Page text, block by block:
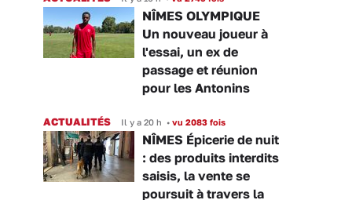
NÎMES OLYMPIQUE
Un nouveau joueur à
l'essai, un ex de
passage et réunion
pour les Antonins
ACTUALITÉS Il y a 20 h • vu 2083 fois
NÎMES Épicerie de nuit
: des produits interdits
saisis, la vente se
poursuit à travers la